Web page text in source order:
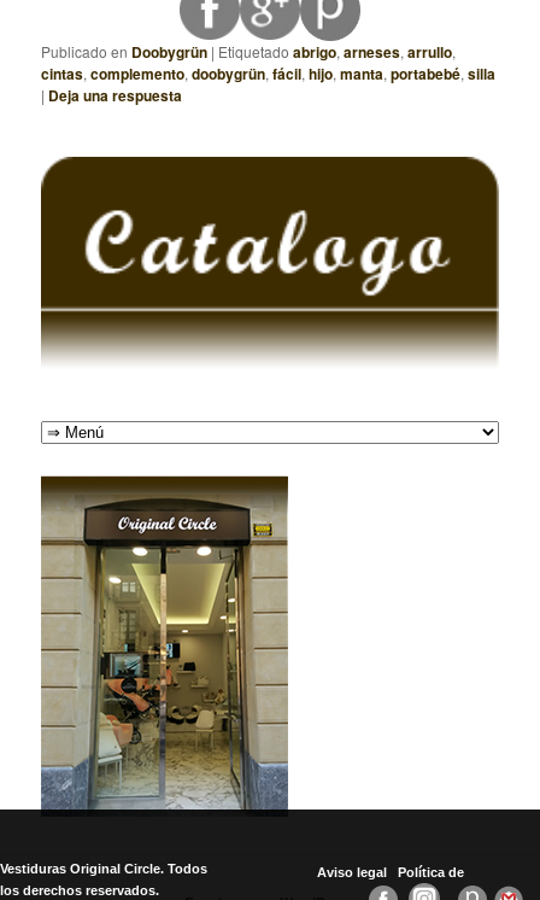
Publicado en Doobygrün | Etiquetado abrigo,arneses,arrullo,
cintas,complemento,doobygrün,fácil,hijo,manta,portabebé,silla
| Deja una respuesta
Vestiduras Original Circle. Todos
los derechos reservados.
Aviso legal Política de